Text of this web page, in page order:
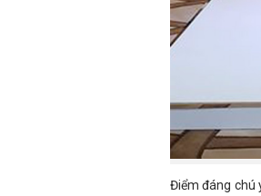
Điểm đáng chú